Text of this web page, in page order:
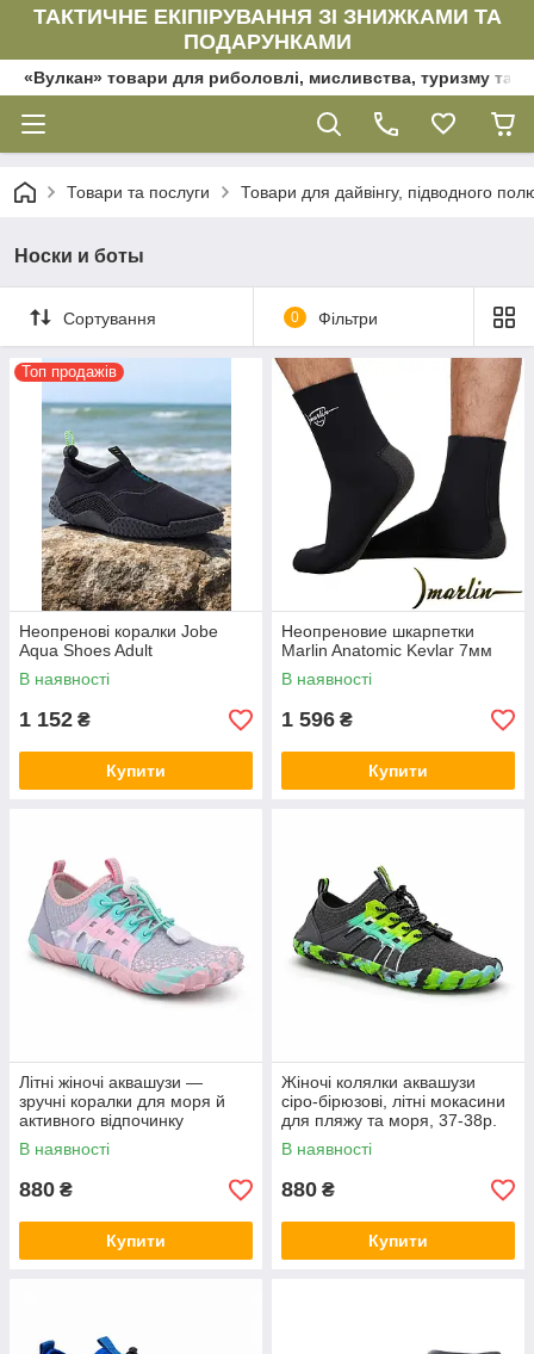
ТАКТИЧНЕ ЕКІПІРУВАННЯ ЗІ ЗНИЖКАМИ ТА
ПОДАРУНКАМИ
«Вулкан» товари для риболовлі, мисливства, туризму та
Товари та послуги Товари для дайвінгу, підводного
Носки и боты
Сортування 0 Фільтри
Топ продажів
Неопренові коралки Jobe
Aqua Shoes Adult
В наявності
1 152 ₴
Купити
Неопреновие шкарпетки
Marlin Anatomic Kevlar 7мм
В наявності
1 596 ₴
Купити
Літні жіночі аквашузи —
зручні коралки для моря й
активного відпочинку
В наявності
880 ₴
Купити
Жіночі колялки аквашузи
сіро-бірюзові, літні мокасини
для пляжу та моря, 37-38р.
В наявності
880 ₴
Купити